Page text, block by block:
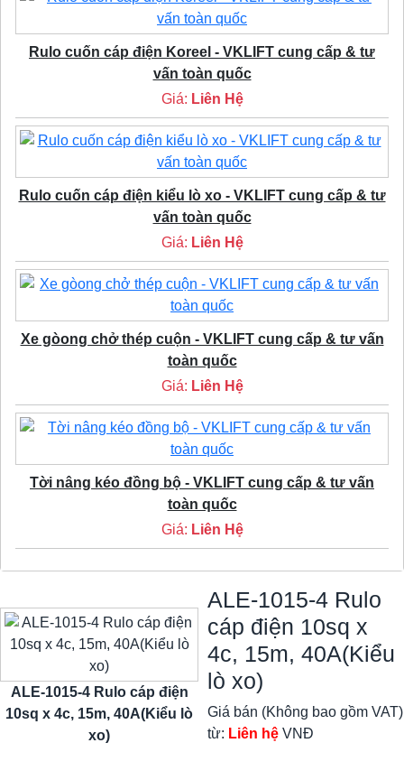
Rulo cuốn cáp điện Koreel - VKLIFT cung cấp & tư
vấn toàn quốc
Giá: Liên Hệ
Rulo cuốn cáp điện kiểu lò xo - VKLIFT cung cấp & tư
vấn toàn quốc
Giá: Liên Hệ
Xe gòong chở thép cuộn - VKLIFT cung cấp & tư vấn
toàn quốc
Giá: Liên Hệ
Tời nâng kéo đồng bộ - VKLIFT cung cấp & tư vấn
toàn quốc
Giá: Liên Hệ
ALE-1015-4 Rulo cáp điện
10sq x 4c, 15m, 40A(Kiểu lò
xo)
ALE-1015-4 Rulo
cáp điện 10sq x
4c, 15m, 40A(Kiểu
lò xo)
Giá bán (Không bao gồm VAT)
từ: Liên hệ VNĐ